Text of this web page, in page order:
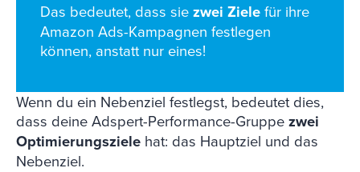
Das bedeutet, dass siezwei Zielefür ihre
Amazon Ads-Kampagnen festlegen
können, anstatt nur eines!
Wenn du ein Nebenziel festlegst, bedeutet dies,
dass deine Adspert-Performance-Gruppezwei
Optimierungsziele hat: das Hauptziel und das
Nebenziel.